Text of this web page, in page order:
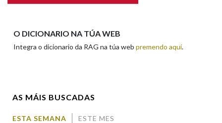
O DICIONARIO NA TÚA WEB
Integra o dicionario da RAG na túa web premendo aquí.
AS MÁIS BUSCADAS
ESTA SEMANA ESTE MES